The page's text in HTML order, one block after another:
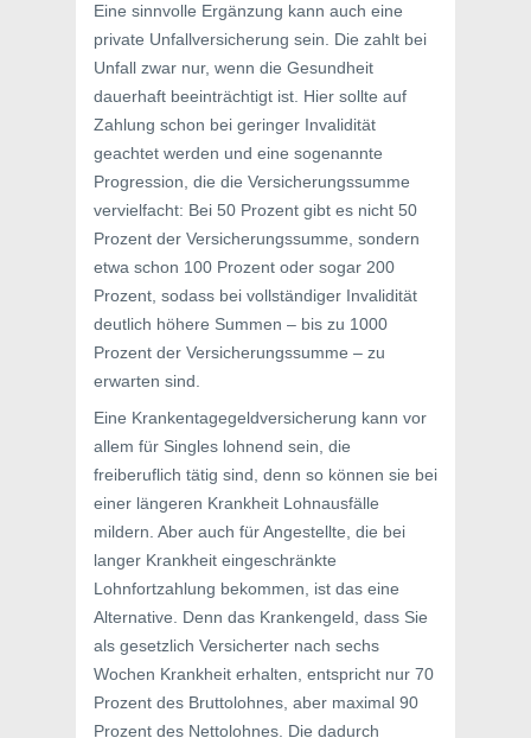
Eine sinnvolle Ergänzung kann auch eine
private Unfallversicherung sein. Die zahlt bei
Unfall zwar nur, wenn die Gesundheit
dauerhaft beeinträchtigt ist. Hier sollte auf
Zahlung schon bei geringer Invalidität
geachtet werden und eine sogenannte
Progression, die die Versicherungssumme
vervielfacht: Bei 50 Prozent gibt es nicht 50
Prozent der Versicherungssumme, sondern
etwa schon 100 Prozent oder sogar 200
Prozent, sodass bei vollständiger Invalidität
deutlich höhere Summen – bis zu 1000
Prozent der Versicherungssumme – zu
erwarten sind.
Eine Krankentagegeldversicherung kann vor
allem für Singles lohnend sein, die
freiberuflich tätig sind, denn so können sie bei
einer längeren Krankheit Lohnausfälle
mildern. Aber auch für Angestellte, die bei
langer Krankheit eingeschränkte
Lohnfortzahlung bekommen, ist das eine
Alternative. Denn das Krankengeld, dass Sie
als gesetzlich Versicherter nach sechs
Wochen Krankheit erhalten, entspricht nur 70
Prozent des Bruttolohnes, aber maximal 90
Prozent des Nettolohnes. Die dadurch